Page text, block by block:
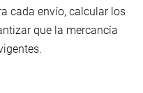
cada envío, calcular los
que la mercancía